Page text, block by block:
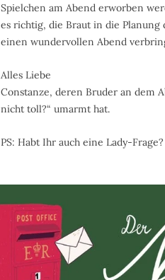
Spielchen am Abend erworben
es richtig, die Braut in die
einen wundervollen Abend
Alles Liebe
Constanze, deren Bruder an dem
nicht toll?“ umarmt hat.
PS: Habt Ihr auch eine Lady-